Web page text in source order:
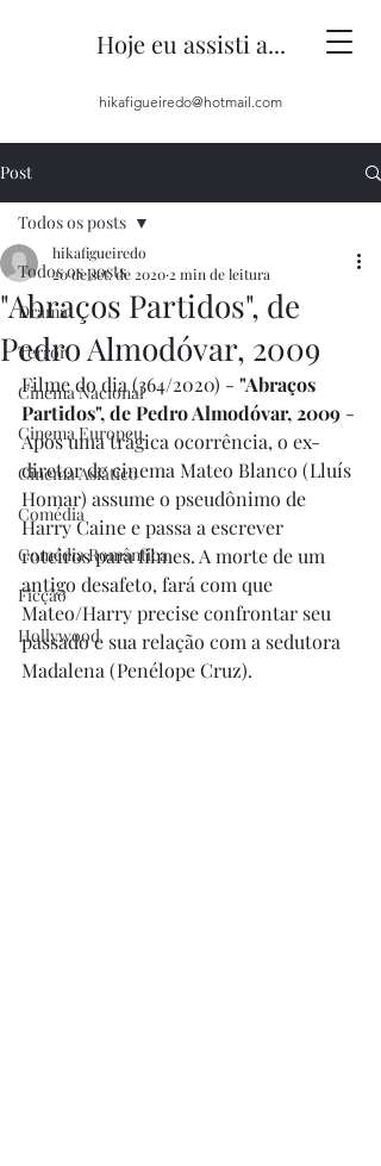
Hoje eu assisti a...
hikafigueiredo@hotmail.com
Post
Todos os posts
Drama
Terror
Cinema Nacional
Cinema Europeu
Cinema Asiático
Comédia
Comédia Romântica
Ficção
Hollywood
Todos os posts
"Abraços Partidos", de
Pedro Almodóvar, 2009
hikafigueiredo
20 de set. de 2020 2 min de leitura
Filme do dia (364/2020) - "Abraços
Partidos", de Pedro Almodóvar, 2009 -
Após uma trágica ocorrência, o ex-
diretor de cinema Mateo Blanco (Lluís
Homar) assume o pseudônimo de
Harry Caine e passa a escrever
roteiros para filmes. A morte de um
antigo desafeto, fará com que
Mateo/Harry precise confrontar seu
passado e sua relação com a sedutora
Madalena (Penélope Cruz).